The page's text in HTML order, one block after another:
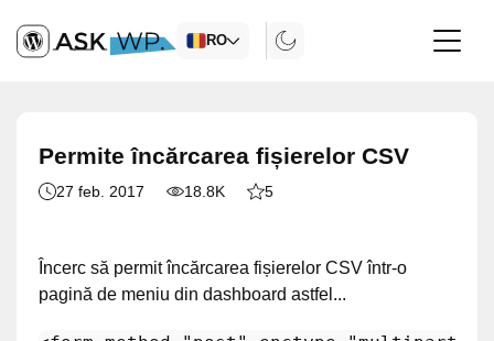
RO
Permite încărcarea fișierelor CSV
27 feb. 2017 18.8K 5
Încerc să permit încărcarea fișierelor CSV într-o
pagină de meniu din dashboard astfel...